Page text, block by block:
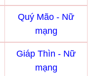
Quý Mão - Nữ
mạng
Giáp Thìn - Nữ
mạng